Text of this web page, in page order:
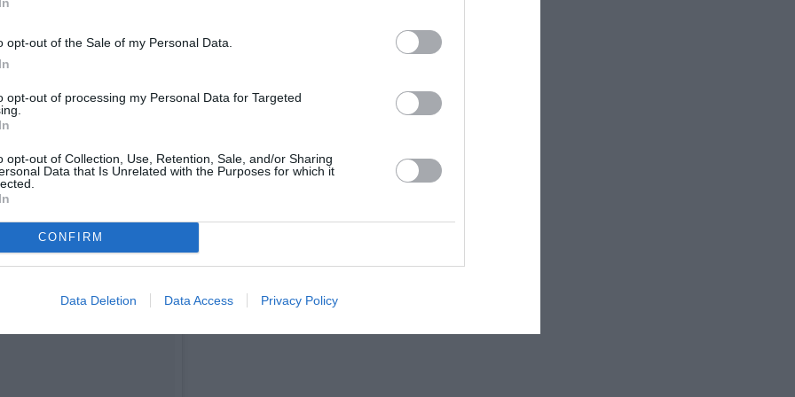
opt-out of the Sale of my Personal Data.
opt-out of processing my Personal Data for Targeted
opt-out of Collection, Use, Retention, Sale, and/or Sharing
Data that Is Unrelated with the Purposes for which it
CONFIRM
Data Deletion Data Access Privacy Policy